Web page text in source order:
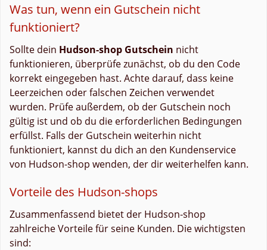
Was tun, wenn ein Gutschein nicht
funktioniert?
Sollte dein Hudson-shop Gutschein nicht
funktionieren, überprüfe zunächst, ob du den Code
korrekt eingegeben hast. Achte darauf, dass keine
Leerzeichen oder falschen Zeichen verwendet
wurden. Prüfe außerdem, ob der Gutschein noch
gültig ist und ob du die erforderlichen Bedingungen
erfüllst. Falls der Gutschein weiterhin nicht
funktioniert, kannst du dich an den Kundenservice
von Hudson-shop wenden, der dir weiterhelfen kann.
Vorteile des Hudson-shops
Zusammenfassend bietet der Hudson-shop
zahlreiche Vorteile für seine Kunden. Die wichtigsten
sind: